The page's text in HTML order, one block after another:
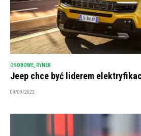
OSOBOWE RYNEK
Jeep chce być liderem
09/09/2022